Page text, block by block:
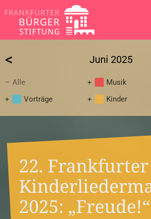
Juni 2025
<
Alle Musik
Vorträge
Kinder
22. Frankfurter
2025: „Freude!“